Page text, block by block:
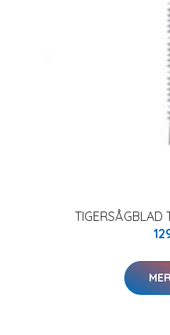
TIGERSÅGBLAD